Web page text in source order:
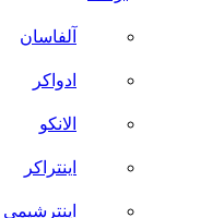
آلفاسان
ادواکر
الانکو
اینتراکر
اینترشیمی